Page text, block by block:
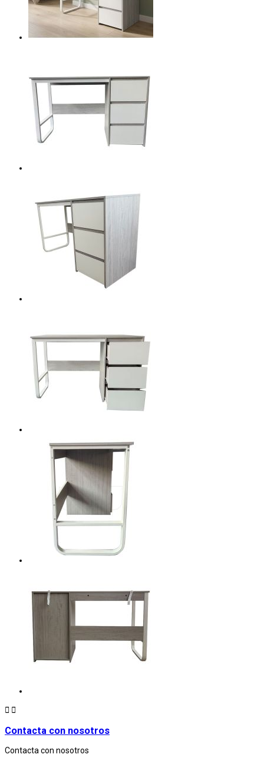
 
Contacta con nosotros
Contacta con nosotros